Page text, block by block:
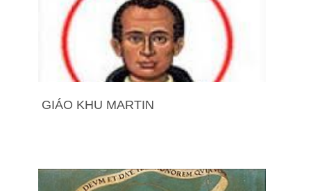
GIÁO KHU MARTIN